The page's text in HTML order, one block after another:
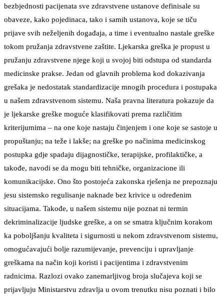
bezbjednosti pacijenata sve zdravstvene ustanove definisale su
obaveze, kako pojedinaca, tako i samih ustanova, koje se tiču
prijave svih neželjenih događaja, a time i eventualno nastale greške
tokom pružanja zdravstvene zaštite. Ljekarska greška je propust u
pružanju zdravstvene njege koji u svojoj biti odstupa od standarda
medicinske prakse. Jedan od glavnih problema kod dokazivanja
grešaka je nedostatak standardizacije mnogih procedura i postupaka
u našem zdravstvenom sistemu. Naša pravna literatura pokazuje da
je ljekarske greške moguće klasifikovati prema različitim
kriterijumima – na one koje nastaju činjenjem i one koje se sastoje u
propuštanju; na teže i lakše; na greške po načinima medicinskog
postupka gdje spadaju dijagnostičke, terapijske, profilaktičke, a
takođe, navodi se da mogu biti tehničke, organizacione ili
komunikacijske. Ono što postojeća zakonska rješenja ne prepoznaju
jesu sistemsko regulisanje naknade bez krivice u određenim
situacijama. Takođe, u našem sistemu nije poznat ni termin
dekriminalizacije ljudske greške, a on se smatra ključnim korakom
ka poboljšanju kvaliteta i sigurnosti u nekom zdravstvenom sistemu,
omogućavajući bolje razumijevanje, prevenciju i upravljanje
greškama na način koji koristi i pacijentima i zdravstvenim
radnicima. Razlozi ovako zanemarljivog broja slučajeva koji se
prijavljuju Ministarstvu zdravlja u ovom trenutku nisu poznati i bilo